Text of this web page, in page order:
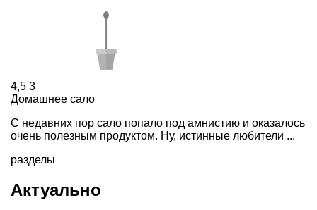
4,5 3
Домашнее сало
С недавних пор сало попало под амнистию и оказалось
очень полезным продуктом. Ну, истинные любители ...
разделы
Актуально